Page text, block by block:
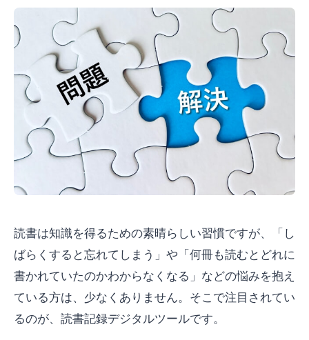
読書は知識を得るための素晴らしい習慣ですが、「し
ばらくすると忘れてしまう」や「何冊も読むとどれに
書かれていたのかわからなくなる」などの悩みを抱え
ている方は、少なくありません。そこで注目されてい
るのが、読書記録デジタルツールです。